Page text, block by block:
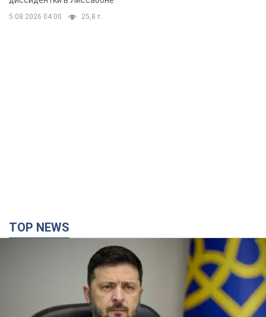
детьми
5.08.2026 04:00 25,8 т.
TOP NEWS